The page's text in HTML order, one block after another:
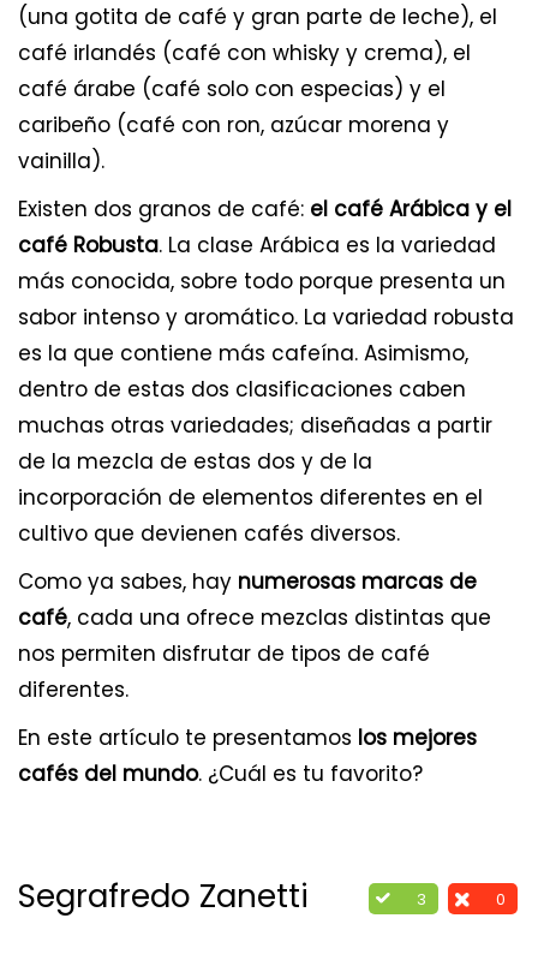
(una gotita de café y gran parte de leche), el
café irlandés (café con whisky y crema), el
café árabe (café solo con especias) y el
caribeño (café con ron, azúcar morena y
vainilla).
Existen dos granos de café: el café Arábica y el
café Robusta. La clase Arábica es la variedad
más conocida, sobre todo porque presenta un
sabor intenso y aromático. La variedad robusta
es la que contiene más cafeína. Asimismo,
dentro de estas dos clasificaciones caben
muchas otras variedades; diseñadas a partir
de la mezcla de estas dos y de la
incorporación de elementos diferentes en el
cultivo que devienen cafés diversos.
Como ya sabes, hay numerosas marcas de
café, cada una ofrece mezclas distintas que
nos permiten disfrutar de tipos de café
diferentes.
En este artículo te presentamos los mejores
cafés del mundo. ¿Cuál es tu favorito?
3 0
Segrafredo Zanetti